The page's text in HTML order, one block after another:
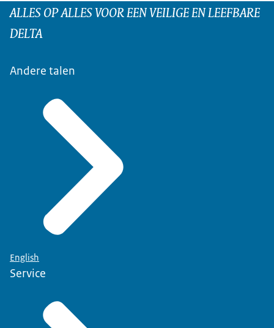
ALLES OP ALLES VOOR EEN VEILIGE EN LEEFBARE
DELTA
Andere talen
English
Service